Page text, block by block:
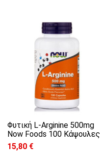
Φυτική L-Arginine 500mg
Now Foods 100 Κάψουλες
15,80 €